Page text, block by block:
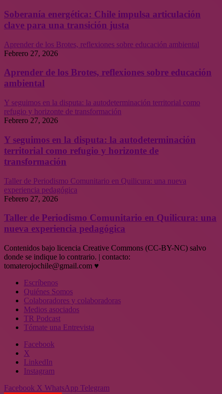
Soberanía energética: Chile impulsa articulación
clave para una transición justa
Aprender de los Brotes, reflexiones sobre educación ambiental
Febrero 27, 2026
Aprender de los Brotes, reflexiones sobre educación
ambiental
Y seguimos en la disputa: la autodeterminación territorial como
refugio y horizonte de transformación
Febrero 27, 2026
Y seguimos en la disputa: la autodeterminación
territorial como refugio y horizonte de
transformación
Taller de Periodismo Comunitario en Quilicura: una nueva
experiencia pedagógica
Febrero 27, 2026
Taller de Periodismo Comunitario en Quilicura: una
nueva experiencia pedagógica
Contenidos bajo licencia Creative Commons (CC-BY-NC) salvo
donde se indique lo contrario. | contacto:
tomaterojochile@gmail.com ♥
Escríbenos
Quiénes Somos
Colaboradores y colaboradoras
Medios asociados
TR Podcast
Tómate una Entrevista
Facebook
X
LinkedIn
Instagram
Facebook X WhatsApp Telegram